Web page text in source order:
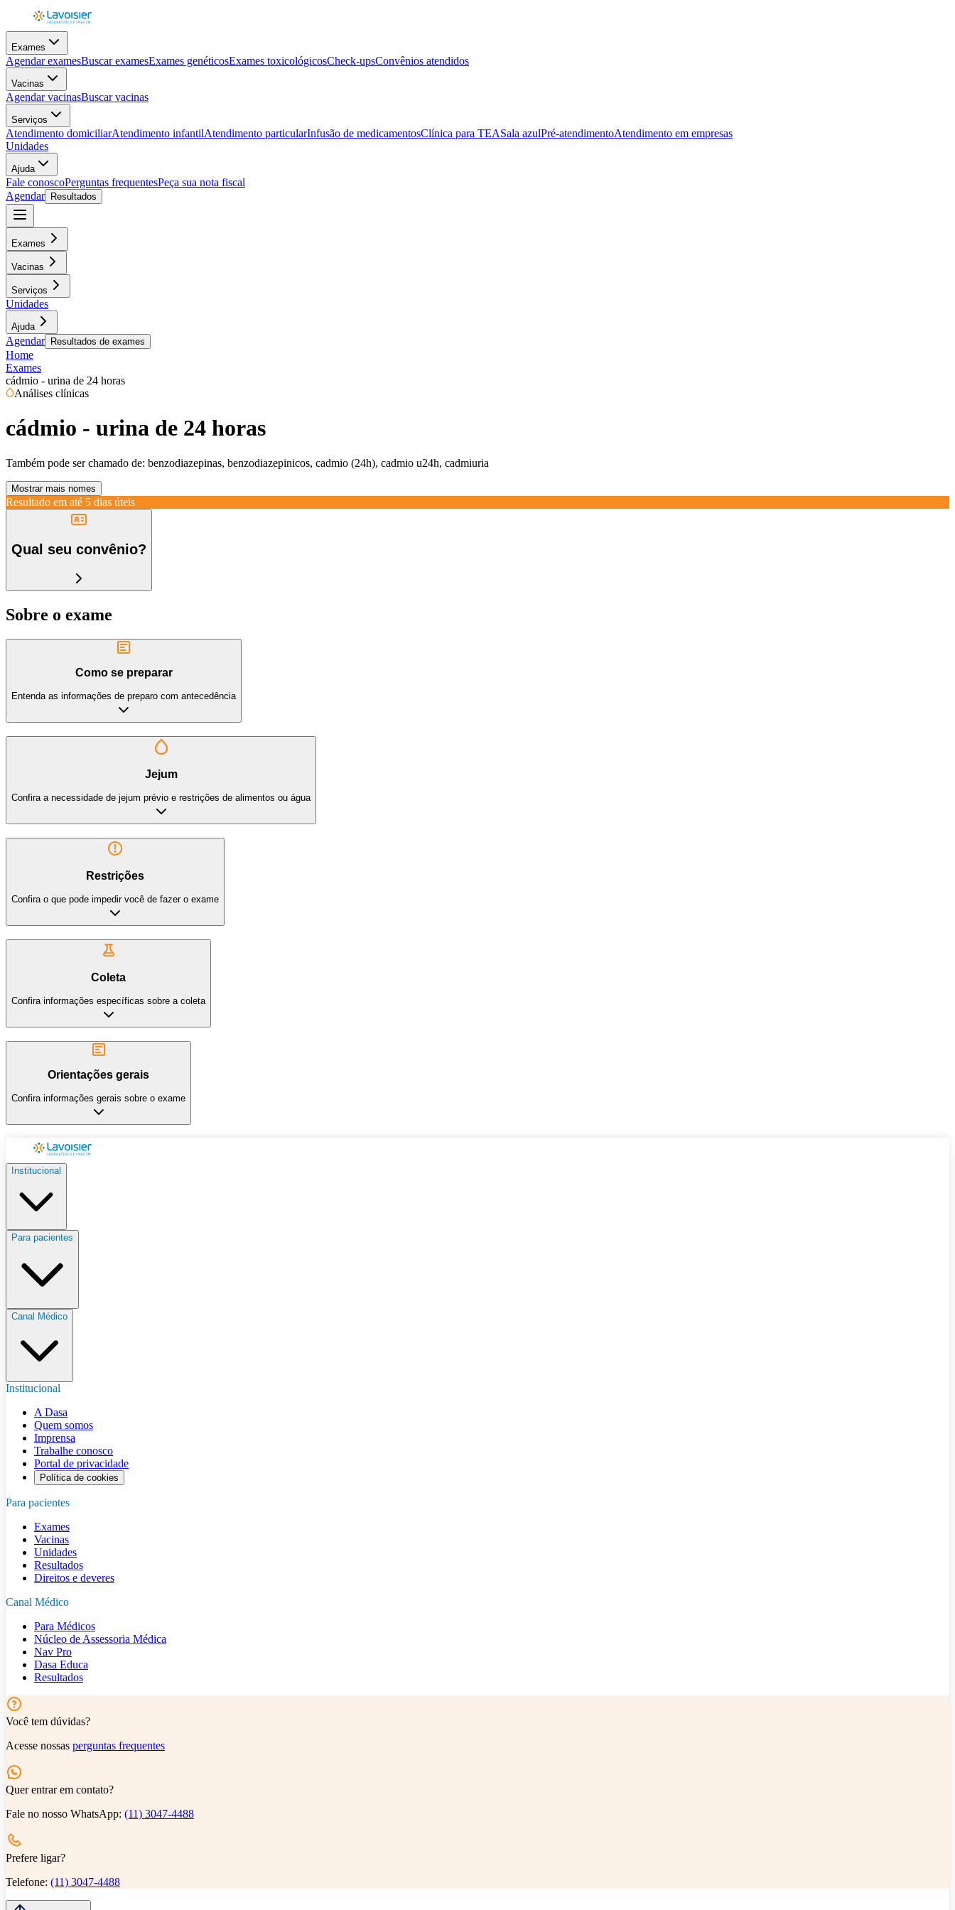
Exames
Agendar examesBuscar examesExames genéticosExames toxicológicosCheck-upsConvênios atendidos
Vacinas
Agendar vacinasBuscar vacinas
Serviços
Atendimento domiciliarAtendimento infantilAtendimento particularInfusão de medicamentosClínica para TEASala azulPré-atendimentoAtendimento em empresas
Unidades
Ajuda
Fale conoscoPerguntas frequentesPeça sua nota fiscal
Agendar
Resultados
Exames
Vacinas
Serviços
Unidades
Ajuda
Agendar Resultados de exames
Home
Exames
cádmio - urina de 24 horas
Análises clínicas
cádmio - urina de 24 horas
Também pode ser chamado de: benzodiazepinas, benzodiazepinicos, cadmio (24h), cadmio u24h, cadmiuria
Mostrar mais nomes
Resultado em até 5 dias úteis
Qual seu convênio?
Sobre o exame
Como se preparar
Entenda as informações de preparo com antecedência
Jejum
Confira a necessidade de jejum prévio e restrições de alimentos ou água
Restrições
Confira o que pode impedir você de fazer o exame
Coleta
Confira informações específicas sobre a coleta
Orientações gerais
Confira informações gerais sobre o exame
Institucional
Para pacientes
Canal Médico
Institucional
A Dasa
Quem somos
Imprensa
Trabalhe conosco
Portal de privacidade
Política de cookies
Para pacientes
Exames
Vacinas
Unidades
Resultados
Direitos e deveres
Canal Médico
Para Médicos
Núcleo de Assessoria Médica
Nav Pro
Dasa Educa
Resultados
Você tem dúvidas?
Acesse nossas perguntas frequentes
Quer entrar em contato?
Fale no nosso WhatsApp: (11) 3047-4488
Prefere ligar?
Telefone: (11) 3047-4488